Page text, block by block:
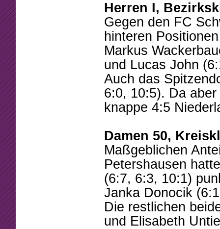
Herren I,
Gegen den FC
hinteren
Markus
und Lucas John
Auch das
6:0, 10:5). Da
knappe 4:5
Damen 50,
Maßgeblichen
Petershausen
(6:7, 6:3, 10:1)
Janka Donocik
Die restlichen
und Elisabeth